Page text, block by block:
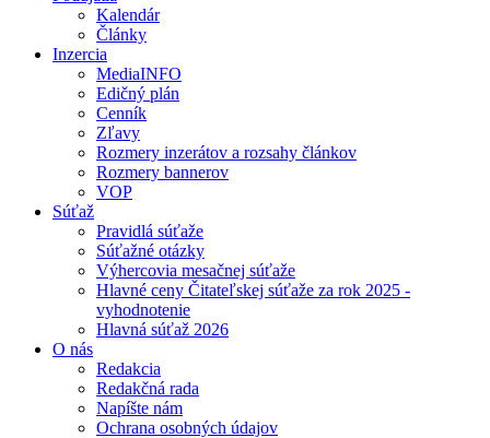
Kalendár
Články
Inzercia
MediaINFO
Edičný plán
Cenník
Zľavy
Rozmery inzerátov a rozsahy článkov
Rozmery bannerov
VOP
Súťaž
Pravidlá súťaže
Súťažné otázky
Výhercovia mesačnej súťaže
Hlavné ceny Čitateľskej súťaže za rok 2025 -
vyhodnotenie
Hlavná súťaž 2026
O nás
Redakcia
Redakčná rada
Napíšte nám
Ochrana osobných údajov